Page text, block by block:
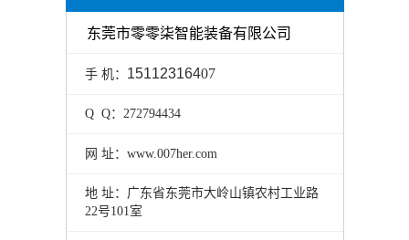
东莞市零零柒智能装备有限公司
手 机： 15112316407
Q Q：272794434
网 址：www.007her.com
地 址： 广东省东莞市大岭山镇农村工业路
22号101室